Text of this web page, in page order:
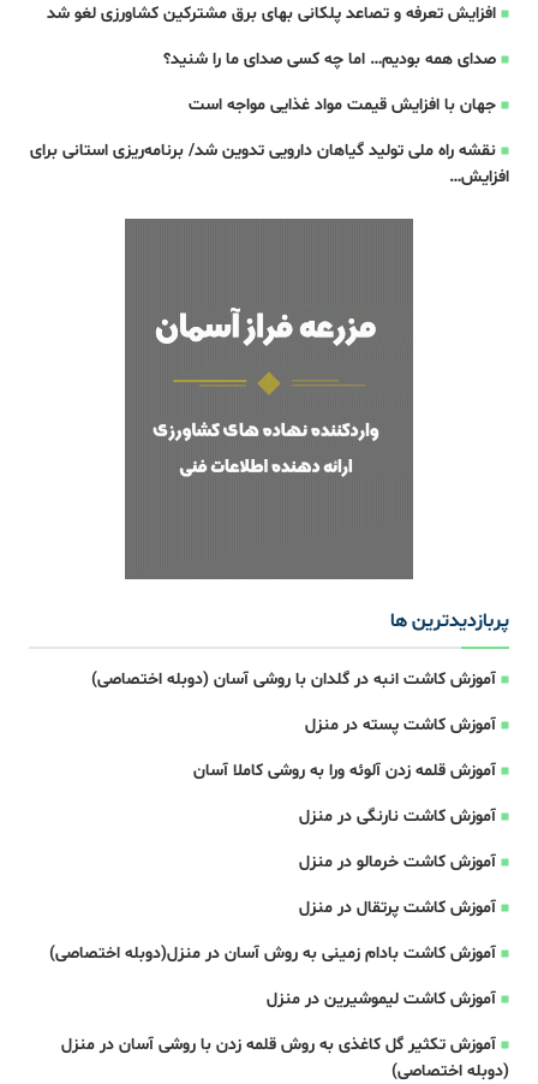
افزایش تعرفه و تصاعد پلکانی بهای برق مشترکین کشاورزی لغو شد
صدای همه بودیم… اما چه کسی صدای ما را شنید؟
جهان با افزایش قیمت مواد غذایی مواجه است
نقشه راه ملی تولید گیاهان دارویی تدوین شد/ برنامه‌ریزی استانی برای
افزایش…
پربازدیدترین ها
آموزش کاشت انبه در گلدان با روشی آسان (دوبله اختصاصی)
آموزش کاشت پسته در منزل
آموزش قلمه زدن آلوئه ورا به روشی کاملا آسان
آموزش کاشت نارنگی در منزل
آموزش کاشت خرمالو در منزل
آموزش کاشت پرتقال در منزل
آموزش کاشت بادام زمینی به روش آسان در منزل(دوبله اختصاصی)
آموزش کاشت لیموشیرین در منزل
آموزش تکثیر گل کاغذی به روش قلمه زدن با روشی آسان در منزل
(دوبله اختصاصی)